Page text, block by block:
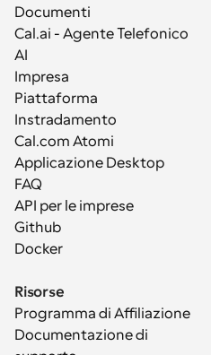
Documenti
Cal.ai - Agente Telefonico
AI
Impresa
Piattaforma
Instradamento
Cal.com Atomi
Applicazione Desktop
FAQ
API per le imprese
Github
Docker
Risorse
Programma di Affiliazione
Documentazione di